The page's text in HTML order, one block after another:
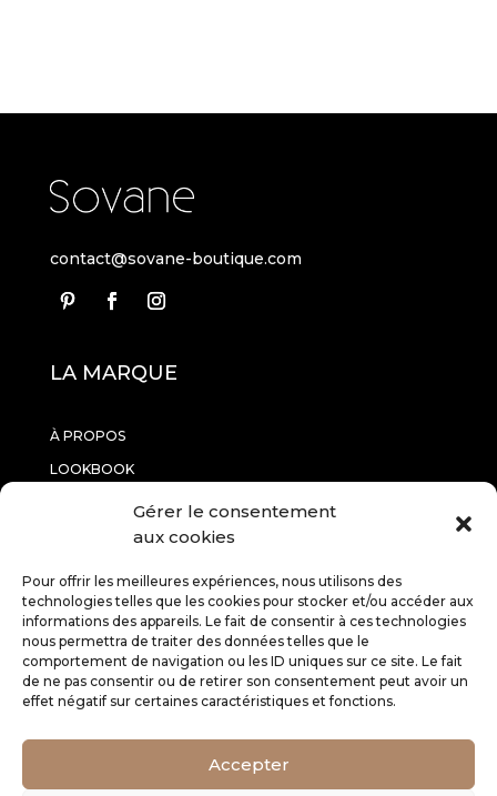
Gérer le consentement
aux cookies
Pour offrir les meilleures expériences, nous utilisons des
technologies telles que les cookies pour stocker et/ou accéder aux
informations des appareils. Le fait de consentir à ces technologies
nous permettra de traiter des données telles que le
comportement de navigation ou les ID uniques sur ce site. Le fait
de ne pas consentir ou de retirer son consentement peut avoir un
effet négatif sur certaines caractéristiques et fonctions.
Accepter
contact@sovane-boutique.com
LA MARQUE
À PROPOS
LOOKBOOK
CONTACTEZ-NOUS
RETOURS
CGV
MENTIONS LÉGALES
SERVICE CLIENT